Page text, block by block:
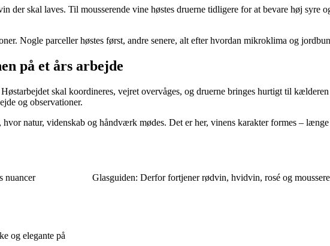
der skal laves. Til mousserende vine høstes druerne tidligere for at bevare høj syre
Nogle parceller høstes først, andre senere, alt efter hvordan mikroklima og
på et års arbejde
skal koordineres, vejret overvåges, og druerne bringes hurtigt til
og observationer.
natur, videnskab og håndværk mødes. Det er her, vinens karakter formes –
nuancer
og elegante på
Glasguiden: Derfor fortjener rødvin, hvidvin, rosé og